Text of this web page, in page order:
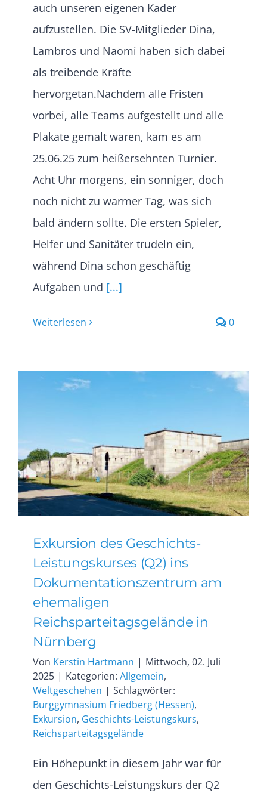
auch unseren eigenen Kader
aufzustellen. Die SV-Mitglieder Dina,
Lambros und Naomi haben sich dabei
als treibende Kräfte
hervorgetan.Nachdem alle Fristen
vorbei, alle Teams aufgestellt und alle
Plakate gemalt waren, kam es am
25.06.25 zum heißersehnten Turnier.
Acht Uhr morgens, ein sonniger, doch
noch nicht zu warmer Tag, was sich
bald ändern sollte. Die ersten Spieler,
Helfer und Sanitäter trudeln ein,
während Dina schon geschäftig
Aufgaben und [...]
Weiterlesen 0
Exkursion des Geschichts-
Leistungskurses (Q2) ins
Dokumentationszentrum am
ehemaligen
Reichsparteitagsgelände in
Nürnberg
Von Kerstin Hartmann | Mittwoch, 02. Juli
2025 | Kategorien: Allgemein,
Weltgeschehen | Schlagwörter:
Burggymnasium Friedberg (Hessen),
Exkursion, Geschichts-Leistungskurs,
Reichsparteitagsgelände
Ein Höhepunkt in diesem Jahr war für
den Geschichts-Leistungskurs der Q2